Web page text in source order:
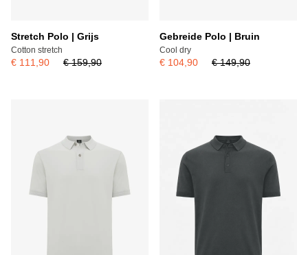
Stretch Polo | Grijs
Cotton stretch
€ 111,90 € 159,90
Gebreide Polo | Bruin
Cool dry
€ 104,90 € 149,90